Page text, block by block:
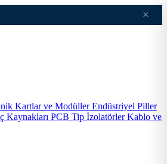
×
Kartlar ve ModüllerEndüstriyel Piller
Kaynakları PCB Tip İzolatörlerKablo ve